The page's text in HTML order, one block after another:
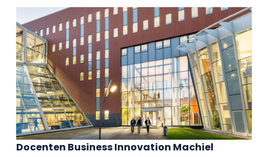
Docenten Business Innovation Machiel